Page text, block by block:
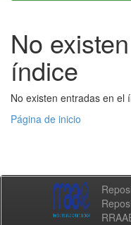
No
índice
No existen entradas en el
Página de inicio